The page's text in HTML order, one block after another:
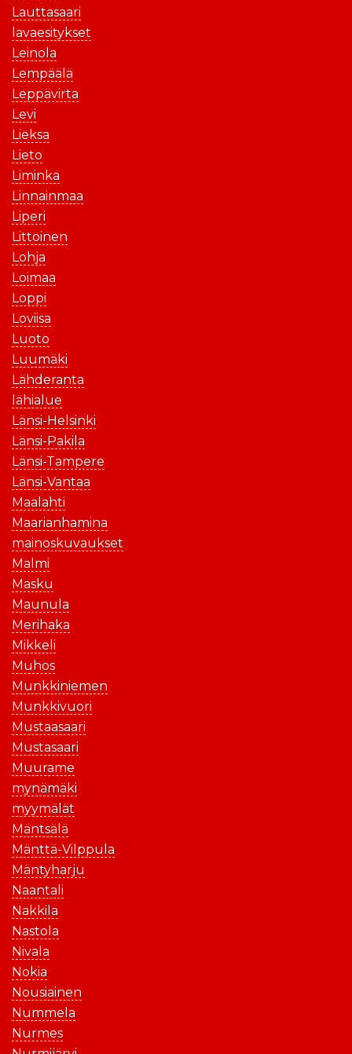
Lauttasaari
lavaesitykset
Leinola
Lempäälä
Leppävirta
Levi
Lieksa
Lieto
Liminka
Linnainmaa
Liperi
Littoinen
Lohja
Loimaa
Loppi
Loviisa
Luoto
Luumäki
Lähderanta
lähialue
Länsi-Helsinki
Länsi-Pakila
Länsi-Tampere
Länsi-Vantaa
Maalahti
Maarianhamina
mainoskuvaukset
Malmi
Masku
Maunula
Merihaka
Mikkeli
Muhos
Munkkiniemen
Munkkivuori
Mustaasaari
Mustasaari
Muurame
mynämäki
myymälät
Mäntsälä
Mänttä-Vilppula
Mäntyharju
Naantali
Nakkila
Nastola
Nivala
Nokia
Nousiainen
Nummela
Nurmes